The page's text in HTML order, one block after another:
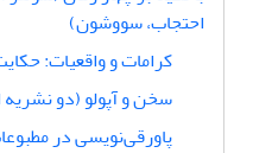
احتجاب، سووشون)
کرامات و واقعیات:
سخن و آپولو (دو
پاور‌قی‌نویسی در مطبوعات